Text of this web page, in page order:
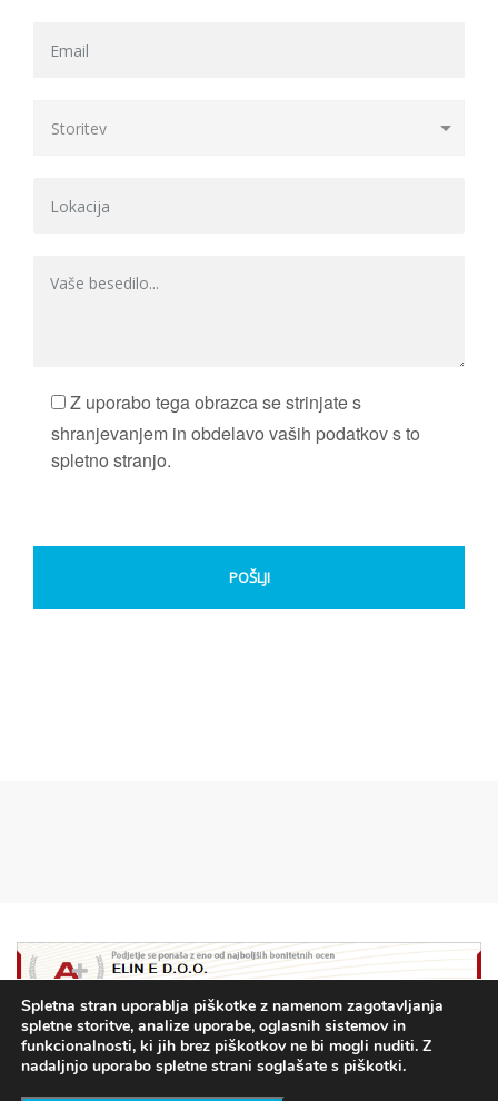
Z uporabo tega obrazca se strinjate s
shranjevanjem in obdelavo vaših podatkov s to
spletno stranjo.
Spletna stran uporablja piškotke z namenom zagotavljanja
spletne storitve, analize uporabe, oglasnih sistemov in
funkcionalnosti, ki jih brez piškotkov ne bi mogli nuditi. Z
nadaljnjo uporabo spletne strani soglašate s piškotki.